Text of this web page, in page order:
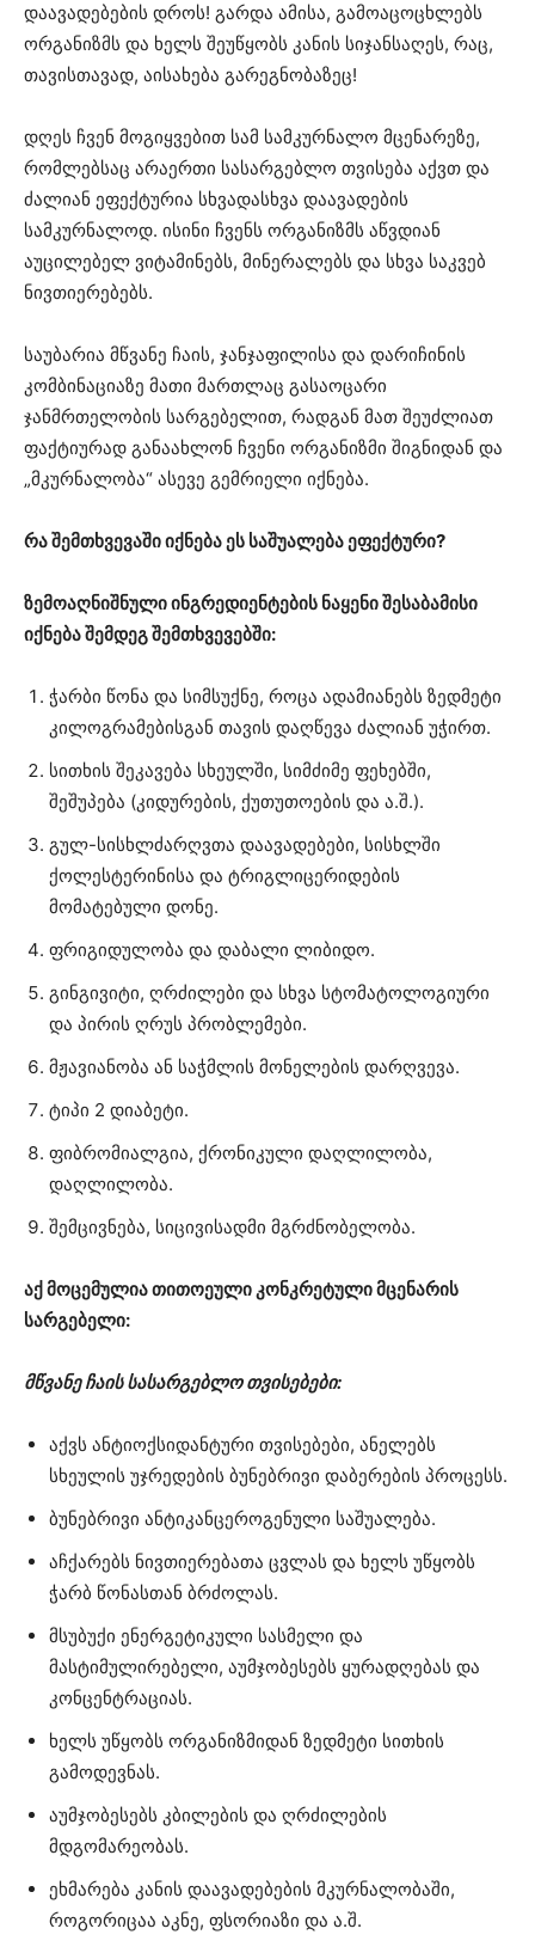
დაავადებების დროს! გარდა ამისა, გამოაცოცხლებს
ორგანიზმს და ხელს შეუწყობს კანის სიჯანსაღეს, რაც,
თავისთავად, აისახება გარეგნობაზეც!
დღეს ჩვენ მოგიყვებით სამ სამკურნალო მცენარეზე,
რომლებსაც არაერთი სასარგებლო თვისება აქვთ და
ძალიან ეფექტურია სხვადასხვა დაავადების
სამკურნალოდ. ისინი ჩვენს ორგანიზმს აწვდიან
აუცილებელ ვიტამინებს, მინერალებს და სხვა საკვებ
ნივთიერებებს.
საუბარია მწვანე ჩაის, ჯანჯაფილისა და დარიჩინის
კომბინაციაზე მათი მართლაც გასაოცარი
ჯანმრთელობის სარგებელით, რადგან მათ შეუძლიათ
ფაქტიურად განაახლონ ჩვენი ორგანიზმი შიგნიდან და
„მკურნალობა“ ასევე გემრიელი იქნება.
რა შემთხვევაში იქნება ეს საშუალება ეფექტური?
ზემოაღნიშნული ინგრედიენტების ნაყენი შესაბამისი
იქნება შემდეგ შემთხვევებში:
ჭარბი წონა და სიმსუქნე, როცა ადამიანებს ზედმეტი
კილოგრამებისგან თავის დაღწევა ძალიან უჭირთ.
სითხის შეკავება სხეულში, სიმძიმე ფეხებში,
შეშუპება (კიდურების, ქუთუთოების და ა.შ.).
გულ-სისხლძარღვთა დაავადებები, სისხლში
ქოლესტერინისა და ტრიგლიცერიდების
მომატებული დონე.
ფრიგიდულობა და დაბალი ლიბიდო.
გინგივიტი, ღრძილები და სხვა სტომატოლოგიური
და პირის ღრუს პრობლემები.
მჟავიანობა ან საჭმლის მონელების დარღვევა.
ტიპი 2 დიაბეტი.
ფიბრომიალგია, ქრონიკული დაღლილობა,
დაღლილობა.
შემცივნება, სიცივისადმი მგრძნობელობა.
აქ მოცემულია თითოეული კონკრეტული მცენარის
სარგებელი:
მწვანე ჩაის სასარგებლო თვისებები:
აქვს ანტიოქსიდანტური თვისებები, ანელებს
სხეულის უჯრედების ბუნებრივი დაბერების პროცესს.
ბუნებრივი ანტიკანცეროგენული საშუალება.
აჩქარებს ნივთიერებათა ცვლას და ხელს უწყობს
ჭარბ წონასთან ბრძოლას.
მსუბუქი ენერგეტიკული სასმელი და
მასტიმულირებელი, აუმჯობესებს ყურადღებას და
კონცენტრაციას.
ხელს უწყობს ორგანიზმიდან ზედმეტი სითხის
გამოდევნას.
აუმჯობესებს კბილების და ღრძილების
მდგომარეობას.
ეხმარება კანის დაავადებების მკურნალობაში,
როგორიცაა აკნე, ფსორიაზი და ა.შ.